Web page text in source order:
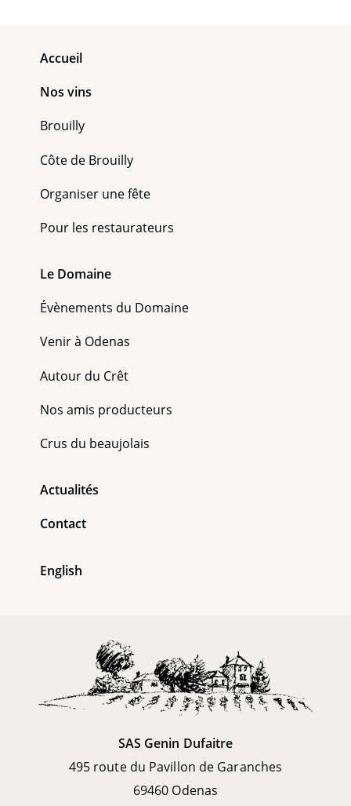
Accueil
Nos vins
Brouilly
Côte de Brouilly
Organiser une fête
Pour les restaurateurs
Le Domaine
Évènements du Domaine
Venir à Odenas
Autour du Crêt
Nos amis producteurs
Crus du beaujolais
Actualités
Contact
English
SAS Genin Dufaitre
495 route du Pavillon de Garanches
69460 Odenas